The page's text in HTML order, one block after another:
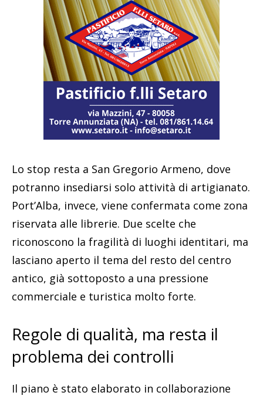
Lo stop resta a San Gregorio Armeno, dove
potranno insediarsi solo attività di artigianato.
Port’Alba, invece, viene confermata come zona
riservata alle librerie. Due scelte che
riconoscono la fragilità di luoghi identitari, ma
lasciano aperto il tema del resto del centro
antico, già sottoposto a una pressione
commerciale e turistica molto forte.
Regole di qualità, ma resta il
problema dei controlli
Il piano è stato elaborato in collaborazione